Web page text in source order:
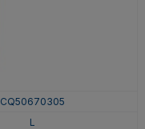
CQ50670305
L